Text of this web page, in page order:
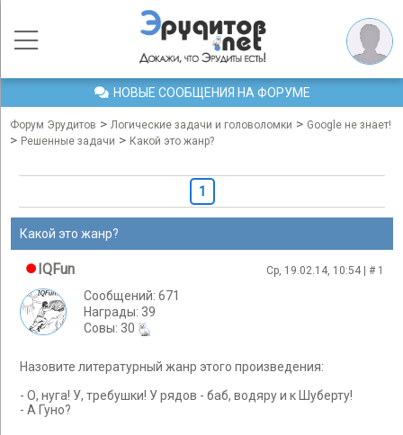
НОВЫЕ СООБЩЕНИЯ НА ФОРУМЕ
Форум Эрудитов > Логические задачи и головоломки > Google не знает!
> Решенные задачи > Какой это жанр?
1
Какой это жанр?
IQFun Ср, 19.02.14, 10:54 | # 1
Сообщений: 671
Награды: 39
Cовы: 30
Назовите литературный жанр этого произведения:
- О, нуга! У, требушки! У рядов - баб, водяру и к Шуберту!
- А Гуно?